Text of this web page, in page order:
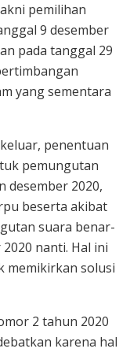
pemilihan
9 desember
pada tanggal 29
yang sementara
penentuan
pemungutan
desember 2020,
beserta akibat
suara benar-
nanti. Hal ini
memikirkan solusi
2 tahun 2020
karena hal